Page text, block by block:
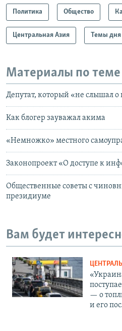
Политика Общество
Центральная Азия Темы дня
Материалы по теме
Депутат, который «не слышал
Как блогер зауважал акима
«Немножко» местного
Законопроект «О доступе к
Общественные советы с
президиуме
Вам будет
— о
и его